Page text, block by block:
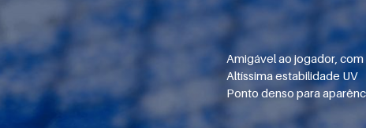
Amigável ao jogador,
Altíssima estabilidade UV
Ponto denso para